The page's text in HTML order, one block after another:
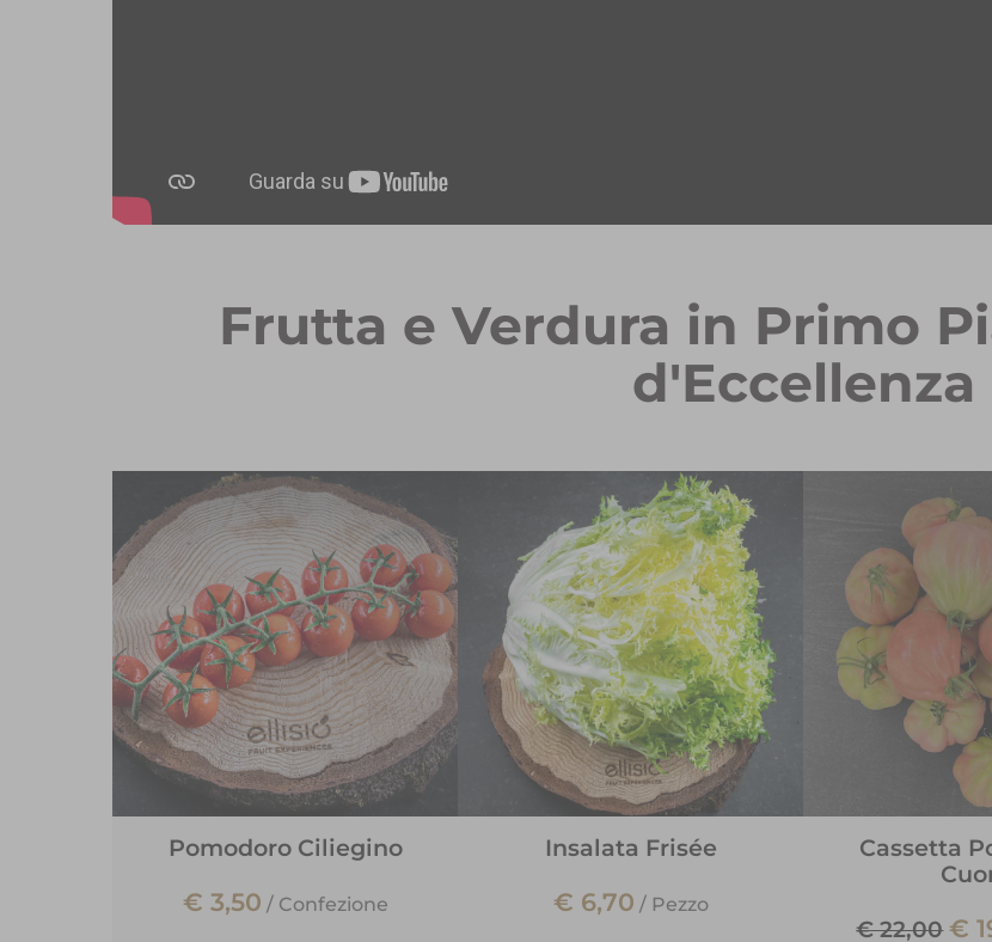
Frutta e Verdura in Primo
d'Eccellenza
Pomodoro Ciliegino
€ 3,50 / Confezione
Insalata Frisée
€ 6,70 / Pezzo
Cassetta
€ 22,00 €